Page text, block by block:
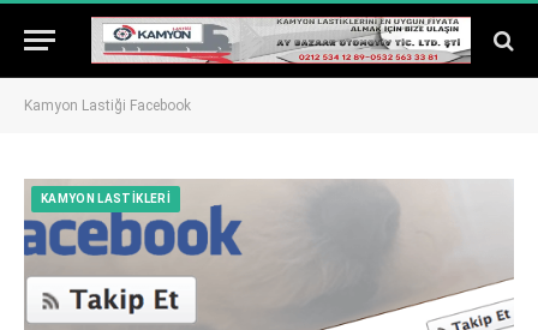
Kamyon Lastiği Facebook
KAMYON LASTIKLERI